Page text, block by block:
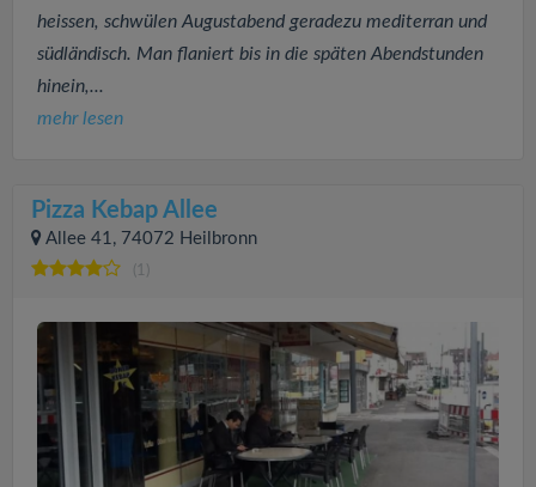
heissen, schwülen Augustabend geradezu mediterran und
südländisch. Man flaniert bis in die späten Abendstunden
hinein,...
mehr lesen
Pizza Kebap Allee
Allee 41, 74072 Heilbronn
(1)